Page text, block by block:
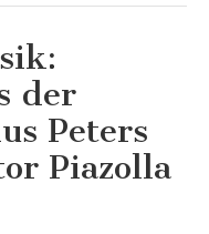
der
Peters
Piazolla